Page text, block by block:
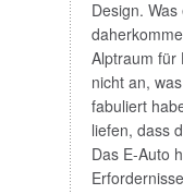
Design.
Alptraum für
nicht an,
fabuliert
liefen, dass
Das E-Auto